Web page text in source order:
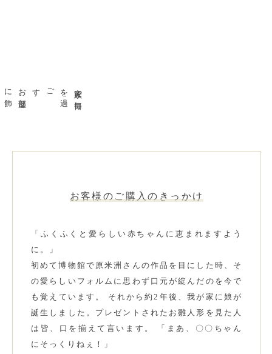
家族で
毎日
を
過
ごす
お
部屋
に
飾
っても
違和感
のない
お客様のご購入のきっかけ
「ふくふくと愛らしい赤ちゃんに恵まれますよう
に。」
初めて博物館で原米洲さんの作品を目にした時、そ
の愛らしいフォルムに思わず口元が綻んだのを今で
も覚えています。 それから約2年後、我が家に娘が
誕生しました。プレゼントされたお雛人形を見た人
は皆、口を揃えて言います。 「まあ、〇〇ちゃん
にそっくりねぇ！」